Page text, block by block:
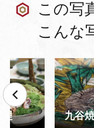
この写
こんな
理 九谷焼